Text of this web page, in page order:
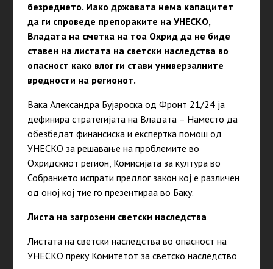
безредието. Иако државата нема капацитет
да ги спроведе препораките на УНЕСКО,
Владата на сметка на тоа Охрид да не биде
ставен на листата на светски наследства во
опасност како влог ги стави универзалните
вредности на регионот.
Вака Александра Бујароска од Фронт 21/24 ја
дефинира стратегијата на Владата – Наместо да
обезбедат финансиска и експертка помош од
УНЕСКО за решавање на проблемите во
Охридскиот регион, Комисијата за култура во
Собранието испрати предлог закон кој е различен
од оној кој тие го презентираа во Баку.
Листа на загрозени светски наследства
Листата на светски наследства во опасност на
УНЕСКО преку Комитетот за светско наследство